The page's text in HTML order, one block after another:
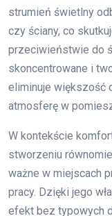
strumień świetlny
czy ściany, co
przeciwieństwie do
skoncentrowane i
eliminuje większość
atmosferę w
W kontekście
stworzeniu
ważne w miejscach
pracy. Dzięki jego
efekt bez typowych